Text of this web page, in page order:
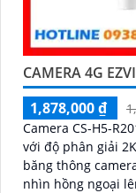
CAMERA 4G
1,878,000 ₫
Camera CS-H5-
với độ phân giải
băng thông
nhìn hồng ngoại